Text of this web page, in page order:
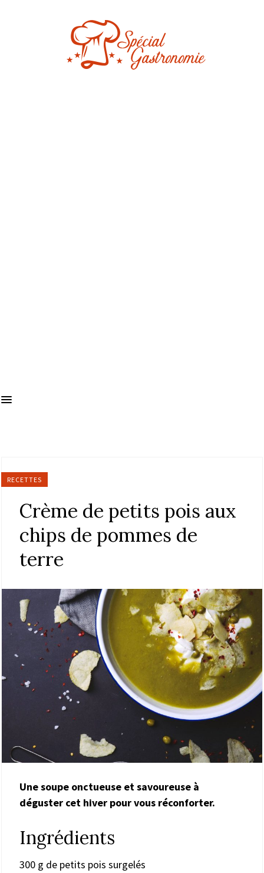
RECETTES
Crème de petits pois aux
chips de pommes de
terre
Une soupe onctueuse et savoureuse à
déguster cet hiver pour vous réconforter.
Ingrédients
300 g de petits pois surgelés